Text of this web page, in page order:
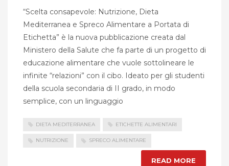
“Scelta consapevole: Nutrizione, Dieta
Mediterranea e Spreco Alimentare a Portata di
Etichetta” è la nuova pubblicazione creata dal
Ministero della Salute che fa parte di un progetto di
educazione alimentare che vuole sottolineare le
infinite “relazioni” con il cibo. Ideato per gli studenti
della scuola secondaria di II grado, in modo
semplice, con un linguaggio
DIETA MEDITERRANEA ETICHETTE ALIMENTARI
NUTRIZIONE SPRECO ALIMENTARE
READ MORE